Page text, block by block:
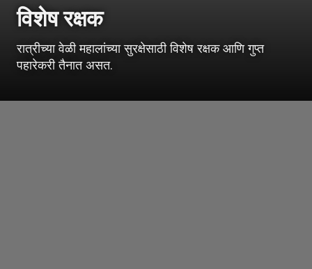
विशेष रक्षक
रात्रीच्या वेळी महालांच्या सुरक्षेसाठी विशेष रक्षक आणि गुप्त
पहारेकरी तैनात असत.